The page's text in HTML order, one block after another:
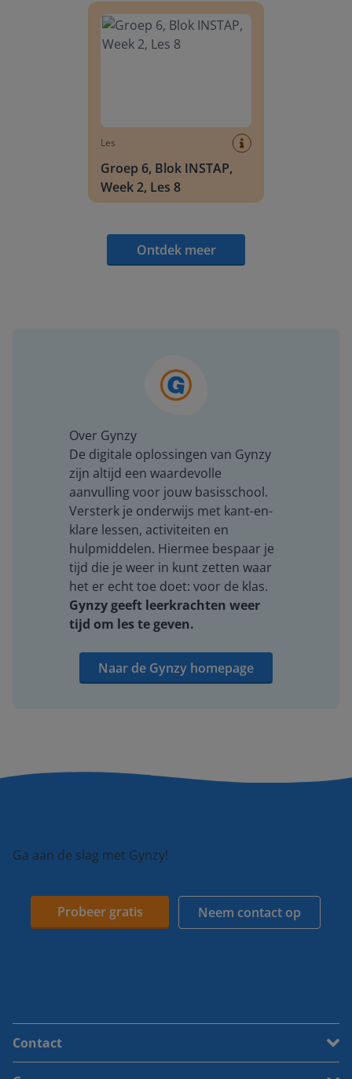
Les
Groep 6, Blok INSTAP,
Week 2, Les 8
Ontdek meer
Over Gynzy
De digitale oplossingen van Gynzy
zijn altijd een waardevolle
aanvulling voor jouw basisschool.
Versterk je onderwijs met kant-en-
klare lessen, activiteiten en
hulpmiddelen. Hiermee bespaar je
tijd die je weer in kunt zetten waar
het er echt toe doet: voor de klas.
Gynzy geeft leerkrachten weer
tijd om les te geven.
Naar de Gynzy homepage
Ga aan de slag met Gynzy!
Probeer gratis Neem contact op
Contact